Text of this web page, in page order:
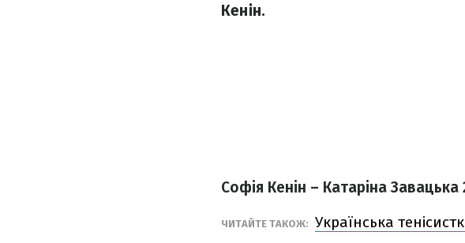
Кенін.
Софія Кенін – Катаріна Завацька
ЧИТАЙТЕ ТАКОЖ: Українська